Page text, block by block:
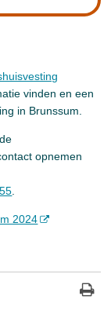
vinden en een
in Brunssum.
opnemen
2024